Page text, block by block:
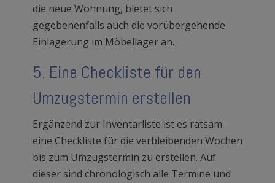
die neue Wohnung, bietet sich
gegebenenfalls auch die vorübergehende
Einlagerung im Möbellager an.
5. Eine Checkliste für den
Umzugstermin erstellen
Ergänzend zur Inventarliste ist es ratsam
eine Checkliste für die verbleibenden Wochen
bis zum Umzugstermin zu erstellen. Auf
dieser sind chronologisch alle Termine und